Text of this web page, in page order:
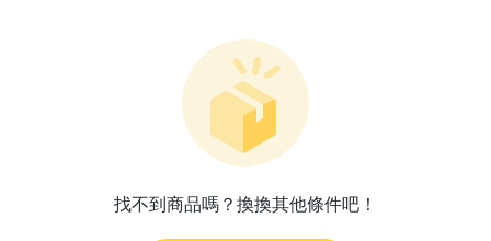
找不到商品嗎？換換其他條件吧！